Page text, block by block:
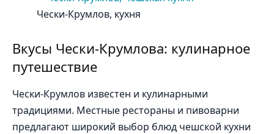
Чески-Крумлов, кухня
Вкусы Чески-Крумлова: кулинарное
путешествие
Чески-Крумлов известен и кулинарными
традициями. Местные рестораны и пивоварни
предлагают широкий выбор блюд чешской кухни